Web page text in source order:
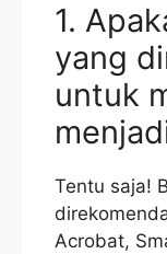
1.
yang
untuk
Tentu saja!
Acrobat,